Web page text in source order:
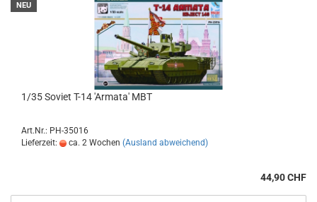
NEU
1/35 Soviet T-14 'Armata' MBT
Art.Nr.: PH-35016
Lieferzeit:
ca. 2 Wochen (Ausland abweichend)
44,90 CHF